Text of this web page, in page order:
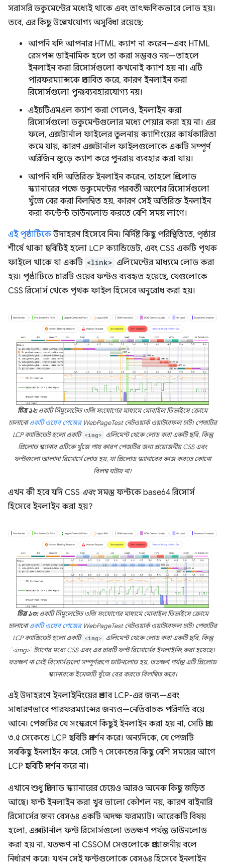
সরাসরি ডকুমেন্টের মধ্যেই থাকে এবং তাৎক্ষণিকভাবে লোড হয়।
তবে, এর কিছু উল্লেখযোগ্য অসুবিধা রয়েছে:
আপনি যদি আপনার HTML ক্যাশ না করেন—এবং HTML
রেসপন্স ডাইনামিক হলে তা করা সম্ভবও নয়—তাহলে
ইনলাইন করা রিসোর্সগুলো কখনোই ক্যাশ হয় না। এটি
পারফরম্যান্সকে প্রভাবিত করে, কারণ ইনলাইন করা
রিসোর্সগুলো পুনঃব্যবহারযোগ্য নয়।
এইচটিএমএল ক্যাশ করা গেলেও, ইনলাইন করা
রিসোর্সগুলো ডকুমেন্টগুলোর মধ্যে শেয়ার করা হয় না। এর
ফলে, এক্সটার্নাল ফাইলের তুলনায় ক্যাশিংয়ের কার্যকারিতা
কমে যায়, কারণ এক্সটার্নাল ফাইলগুলোকে একটি সম্পূর্ণ
অরিজিন জুড়ে ক্যাশ করে পুনরায় ব্যবহার করা যায়।
আপনি যদি অতিরিক্ত ইনলাইন করেন, তাহলে প্রি-লোড
স্ক্যানারের পক্ষে ডকুমেন্টের পরবর্তী অংশের রিসোর্সগুলো
খুঁজে বের করা বিলম্বিত হয়, কারণ সেই অতিরিক্ত ইনলাইন
করা কন্টেন্ট ডাউনলোড করতে বেশি সময় লাগে।
এই পৃষ্ঠাটিকেউদাহরণ হিসেবে নিন। নির্দিষ্ট কিছু পরিস্থিতিতে, পৃষ্ঠার
শীর্ষে থাকা ছবিটিই হলো LCP ক্যান্ডিডেট, এবং CSS একটি পৃথক
ফাইলে থাকে যা একটি <link> এলিমেন্টের মাধ্যমে লোড করা
হয়। পৃষ্ঠাটিতে চারটি ওয়েব ফন্টও ব্যবহৃত হয়েছে, যেগুলোকে
CSS রিসোর্স থেকে পৃথক ফাইল হিসেবে অনুরোধ করা হয়।
চিত্র ১২:একটি সিমুলেটেড ৩জি সংযোগের মাধ্যমে মোবাইল ডিভাইসে ক্রোমে
চালানোএকটি ওয়েব পেজেরWebPageTest নেটওয়ার্ক ওয়াটারফল চার্ট। পেজটির
LCP ক্যান্ডিডেট হলো একটি <img> এলিমেন্ট থেকে লোড করা একটি ছবি, কিন্তু
প্রিলোড স্ক্যানার এটিকে খুঁজে পায় কারণ পেজটির জন্য প্রয়োজনীয় CSS এবং
ফন্টগুলো আলাদা রিসোর্সে লোড হয়, যা প্রিলোড স্ক্যানারের কাজ করতে কোনো
বিলম্ব ঘটায় না।
এখন কী হবে যদি CSS এবংসমস্ত ফন্টকে base64 রিসোর্স
হিসেবে ইনলাইন করা হয়?
চিত্র ১৩:একটি সিমুলেটেড ৩জি সংযোগের মাধ্যমে মোবাইল ডিভাইসে ক্রোমে
চালানোএকটি ওয়েব পেজেরWebPageTest নেটওয়ার্ক ওয়াটারফল চার্ট। পেজটির
LCP ক্যান্ডিডেট হলো একটি <img> এলিমেন্ট থেকে লোড করা একটি ছবি, কিন্তু
`<img>` ট্যাগের মধ্যে CSS এবং এর চারটি ফন্ট রিসোর্সের ইনলাইনিং করা হয়েছে।
যতক্ষণ না সেই রিসোর্সগুলো সম্পূর্ণরূপে ডাউনলোড হয়, ততক্ষণ পর্যন্ত এটি প্রিলোড
স্ক্যানারকে ইমেজটি খুঁজে বের করতে বিলম্বিত করে।
এই উদাহরণে ইনলাইনিংয়ের প্রভাব LCP-এর জন্য—এবং
সাধারণভাবে পারফরম্যান্সের জন্যও—নেতিবাচক পরিণতি বয়ে
আনে। পেজটির যে সংস্করণে কিছুই ইনলাইন করা হয় না, সেটি প্রায়
৩.৫ সেকেন্ডে LCP ছবিটি প্রদর্শন করে। অন্যদিকে, যে পেজটি
সবকিছু ইনলাইন করে, সেটি ৭ সেকেন্ডের কিছু বেশি সময়ের আগে
LCP ছবিটি প্রদর্শন করে না।
এখানে শুধু প্রিলোড স্ক্যানারের চেয়েও আরও অনেক কিছু জড়িত
আছে। ফন্ট ইনলাইন করা খুব ভালো কৌশল নয়, কারণ বাইনারি
রিসোর্সের জন্য বেস৬৪ একটি অদক্ষ ফরম্যাট। আরেকটি বিষয়
হলো, এক্সটার্নাল ফন্ট রিসোর্সগুলো ততক্ষণ পর্যন্ত ডাউনলোড
করা হয় না, যতক্ষণ না CSSOM সেগুলোকে প্রয়োজনীয় বলে
নির্ধারণ করে। যখন সেই ফন্টগুলোকে বেস৬৪ হিসেবে ইনলাইন